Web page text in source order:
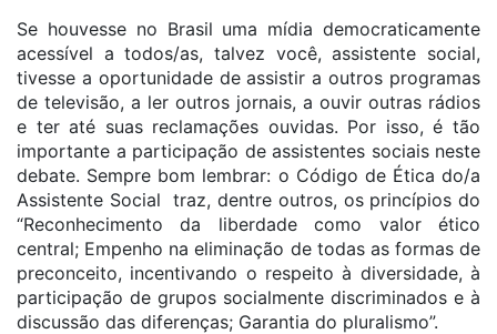
Se houvesse no Brasil uma mídia democraticamente
acessível a todos/as, talvez você, assistente social,
tivesse a oportunidade de assistir a outros programas
de televisão, a ler outros jornais, a ouvir outras rádios
e ter até suas reclamações ouvidas. Por isso, é tão
importante a participação de assistentes sociais neste
debate. Sempre bom lembrar: o Código de Ética do/a
Assistente Social traz, dentre outros, os princípios do
“Reconhecimento da liberdade como valor ético
central; Empenho na eliminação de todas as formas de
preconceito, incentivando o respeito à diversidade, à
participação de grupos socialmente discriminados e à
discussão das diferenças; Garantia do pluralismo”.